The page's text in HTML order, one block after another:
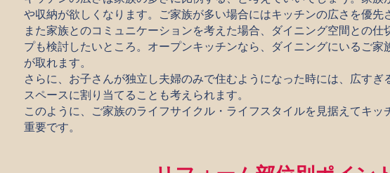
や収納が欲しくなります。ご家族が多い場合にはキッチンの広さを優先
また家族とのコミュニケーションを考えた場合、ダイニング空間との
プも検討したいところ。オープンキッチンなら、ダイニングにいるご
が取れます。
さらに、お子さんが独立し夫婦のみで住むようになった時には、広す
スペースに割り当てることも考えられます。
このように、ご家族のライフサイクル・ライフスタイルを見据えてキ
重要です。